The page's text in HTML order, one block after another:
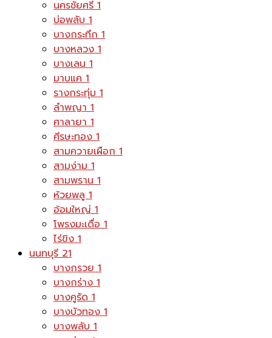
นครชัยศรี1
บ่อพลับ1
บางกระทึก1
บางหลวง1
บางเลน1
มาบแค1
รางกระทุ่ม1
ลำพญา1
ศาลายา1
ศีรษะทอง1
สามควายเผือก1
สามง่าม1
สามพราน1
ห้วยพลู1
อ้อมใหญ่1
โพรงมะเดื่อ1
ไร่ขิง1
นนทบุรี21
บางกรวย1
บางกร่าง1
บางคูรัด1
บางบัวทอง1
บางพลับ1